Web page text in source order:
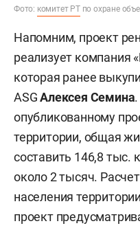
Фото: комитет РТпо охране
Напомним, проект
реализует компания
которая ранее
ASGАлексея Семина
опубликованному
территории, общая
составить 146,8 тыс.
около 2 тысяч.
населения
проект